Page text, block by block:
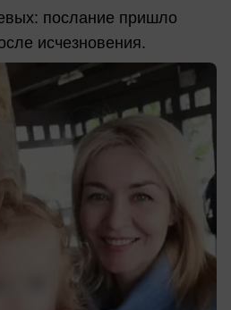
послание пришло
исчезновения.